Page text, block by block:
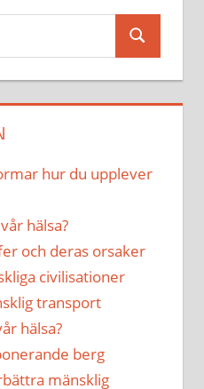
Sök
hur du upplever
hälsa?
och deras orsaker
civilisationer
transport
hälsa?
berg
mänsklig